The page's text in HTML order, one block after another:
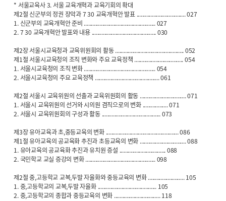
* 서울교육사 3. 서울 교육개혁과 교육기회의 확대
제2절 신군부의 정권 장악과 7 30 교육개혁안 발표 ................................... 027
1. 신군부의 교육개혁안 준비 ................................................... 027
2. 7 30 교육개혁안 발표와 내용 .............................................. 030
제2장 서울시교육청과 교육위원회의 활동 ................................................. 052
제1절 서울시교육청의 조직 변화와 주요 교육정책 ................................... 054
1. 서울시교육청의 조직 변화 ................................................... 054
2. 서울시교육청의 주요 교육정책 .............................................. 061
제2절 서울시 교육위원의 선출과 교육위원회의 활동 ................................. 071
1. 서울시 교육위원의 선거와 시의원 겸직으로의 변화 .................. 071
2. 서울시 교육위원회의 구성과 활동 .......................................... 073
제3장 유아교육과 초,중등교육의 변화 .................................................... 086
제1절 유아교육의 공교육화 추진과 초등교육의 변화 ................................. 088
1. 유아교육의 공교육화 추진과 유치원 증설 ................................. 088
2. 국민학교 교실 증강의 변화 .................................................. 098
제2절 중,고등학교 교복,두발 자율화와 중등교육의 변화 .......................... 105
1. 중,고등학교의 교복,두발 자율화 .......................................... 105
2. 중,고등학교의 종합과 중등교육의 변화 ................................. 118